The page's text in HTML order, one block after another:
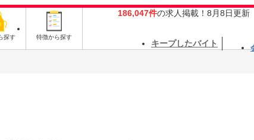
探す 特徴から探す
186,047件の求人掲載！8月8日更新
キープしたバイト